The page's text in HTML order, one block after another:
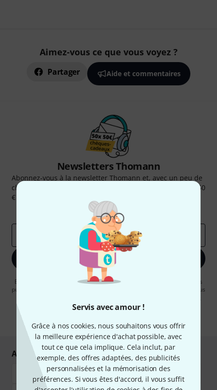
Servis avec amour !
Grâce à nos cookies, nous souhaitons vous offrir
la meilleure expérience d'achat possible, avec
tout ce que cela implique. Cela inclut, par
exemple, des offres adaptées, des publicités
personnalisées et la mémorisation des
préférences. Si vous êtes d'accord, il vous suffit
Aimez-vous ce que vous voyez ?
Partager Aide et commentaires
Newsletters Thomann
Abonnez-vous à la newsletter Thomann et, avec un peu de
chance, gagnez l'un des 50 bons d'achat d'une valeur de 50
€ chacun!
Articles inspirants
Deals
S'inscrire maintenant
En cliquant sur "S'inscrire maintenant", vous acceptez de recevoir des
publicités par e-mail. La désinscription est possible à tout moment. Vous
confidentialité.
Achetez et payez en toute sécurité